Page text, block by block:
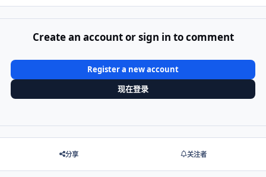
Create an account or sign in to comment
Register a new account
现在登录
分享 关注者